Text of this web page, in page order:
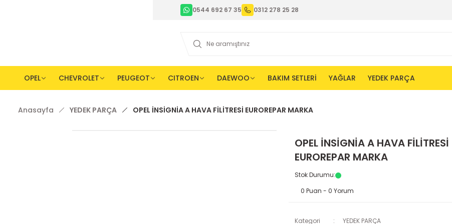
0544 692 67 35 0312 278 25 28
OPEL CHEVROLET PEUGEOT CITROEN DAEWOO BAKIM SETLERİ YAĞLAR YEDEK PARÇA
Anasayfa YEDEK PARÇA OPEL İNSİGNİA A HAVA FİLİTRESİ EUROREPAR MARKA
OPEL İNSİGNİA A HAVA FİLİTRESİ
EUROREPAR MARKA
Stok Durumu:
0 Puan - 0 Yorum
Kategori YEDEK PARÇA